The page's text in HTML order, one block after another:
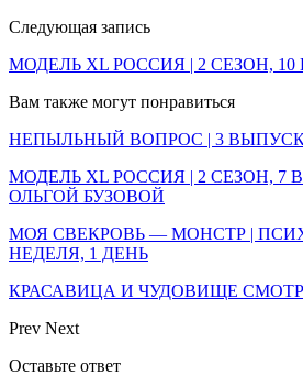
Следующая запись
МОДЕЛЬ XL РОССИЯ | 2 СЕЗОН,
Вам также могут понравиться
НЕПЫЛЬНЫЙ ВОПРОС | 3
МОДЕЛЬ XL РОССИЯ | 2 СЕЗОН, 7
ОЛЬГОЙ БУЗОВОЙ
МОЯ СВЕКРОВЬ — МОНСТР |
НЕДЕЛЯ, 1 ДЕНЬ
КРАСАВИЦА И ЧУДОВИЩЕ
Prev Next
Оставьте ответ